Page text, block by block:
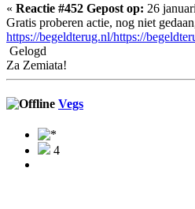
« Reactie #452 Gepost op: 26
Gratis proberen actie, nog niet
https://begeldterug.nl/https://
Gelogd
Za Zemiata!
Vegs
4